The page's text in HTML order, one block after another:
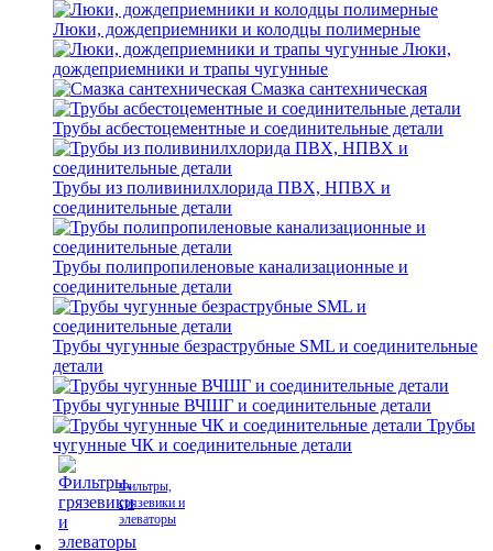
Люки, дождеприемники и колодцы полимерные
Люки,
дождеприемники и трапы чугунные
Смазка сантехническая
Трубы асбестоцементные и соединительные детали
Трубы из поливинилхлорида ПВХ, НПВХ и
соединительные детали
Трубы полипропиленовые канализационные и
соединительные детали
Трубы чугунные безраструбные SML и соединительные
детали
Трубы чугунные ВЧШГ и соединительные детали
Трубы
чугунные ЧК и соединительные детали
Фильтры,
грязевики и
элеваторы